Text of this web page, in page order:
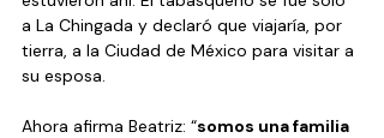
a La Chingada y declaró que viajaría, por
tierra, a la Ciudad de México para visitar a
su esposa.
Ahora afirma Beatriz: “somos una familia